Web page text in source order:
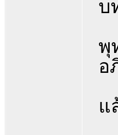
บ
พุ
อ
แ